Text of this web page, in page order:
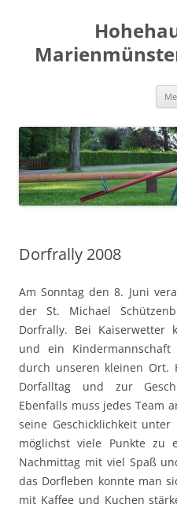
Dorfrally 2008
Am Sonntag den 8. Juni
der St. Michael
Dorfrally. Bei Kaiserwetter
und ein
durch unseren kleinen Ort.
Dorfalltag und zur
Ebenfalls muss jedes Team
seine Geschicklichkeit
möglichst viele Punkte zu
Nachmittag mit viel Spaß
das Dorfleben konnte man
mit Kaffee und Kuchen